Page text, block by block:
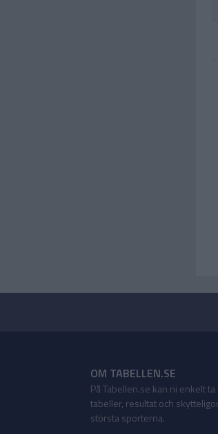
OM TABELLEN.SE
På Tabellen.se kan ni enkelt ta
tabeller, resultat och
största sporterna.